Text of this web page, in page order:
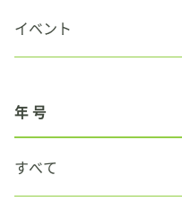
イベント
年 号
すべて